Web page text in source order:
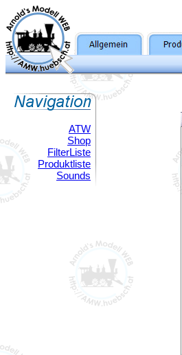
ATW
Shop
FilterListe
Produktliste
Sounds